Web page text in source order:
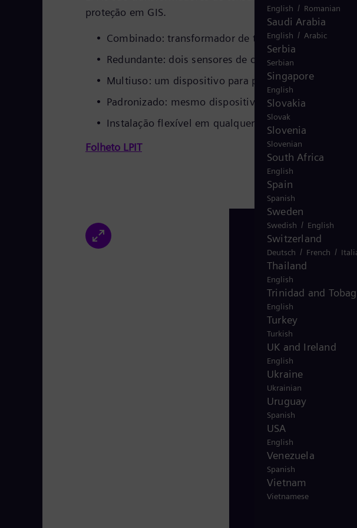
proteção em GIS.
Combinado: transformador de tensão e corrente em
Redundante: dois sensores de corrente e um
Multiuso: um dispositivo para proteção e medição
Padronizado: mesmo dispositivo usado para todas
Instalação flexível em qualquer flange da GIS
Folheto LPIT
English / Romanian
Saudi Arabia
English / Arabic
Serbia
Serbian
Singapore
English
Slovakia
Slovak
Slovenia
Slovenian
South Africa
English
Spain
Spanish
Sweden
Swedish / English
Switzerland
Deutsch / French /
Thailand
English
Trinidad and
English
Turkey
Turkish
UK and Ireland
English
Ukraine
Ukrainian
Uruguay
Spanish
USA
English
Venezuela
Spanish
Vietnam
Vietnamese